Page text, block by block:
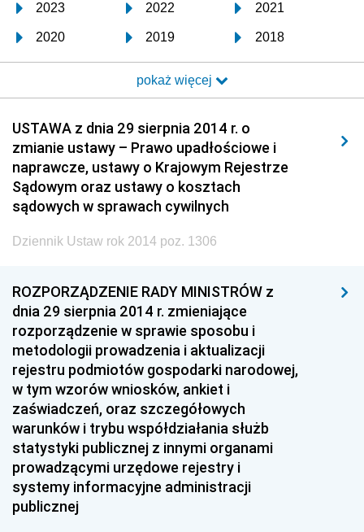
2023 2022 2021
2020 2019 2018
2017 2016 2015
2014 2013 2012
2011 2010
2008 2007 2006
2005 2004
2002 2001
1999 1998
1993 1992 1991
1990 1989 1988
1987 1986 1985
1984 1983
1981 1980
1978 1977 1976
1975 1974
1972
pokaż więcej
USTAWA z dnia 29 sierpnia 2014 r. o
zmianie ustawy – Prawo upadłościowe i
naprawcze, ustawy o Krajowym Rejestrze
Sądowym oraz ustawy o kosztach
sądowych w sprawach cywilnych
Dziennik Ustaw rok 2014 poz. 1306
ROZPORZĄDZENIE RADY MINISTRÓW z
dnia 29 sierpnia 2014 r. zmieniające
rozporządzenie w sprawie sposobu i
metodologii prowadzenia i aktualizacji
rejestru podmiotów gospodarki narodowej,
w tym wzorów wniosków, ankiet i
zaświadczeń, oraz szczegółowych
warunków i trybu współdziałania służb
statystyki publicznej z innymi organami
prowadzącymi urzędowe rejestry i
systemy informacyjne administracji
publicznej